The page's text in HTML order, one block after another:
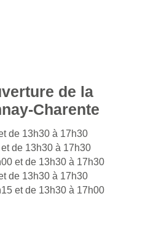
de la
Charente
de 13h30 à 17h30
de 13h30 à 17h30
et de 13h30 à 17h30
de 13h30 à 17h30
et de 13h30 à 17h00